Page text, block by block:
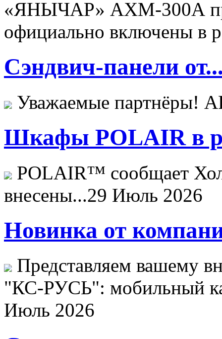
«ЯНЫЧАР» АХМ-300А
официально включены в
Сэндвич-панели
Уважаемые
Шкафы POLAIR в
POLAIR™ сообщает
внесены...29 Июль 2026
Новинка от
Представляем вашему
"КС-РУСЬ": мобильный
Июль 2026